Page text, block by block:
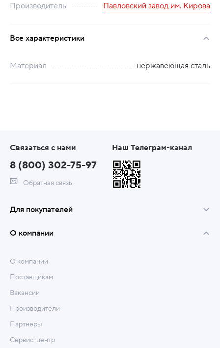
Производитель
Павловский завод им. Кирова
Все характеристики
Материал нержавеющая сталь
Связаться с нами
8 (800) 302-75-97
Обратная связь
Наш Телеграм-канал
Для покупателей
О компании
О компании
Поставщикам
Вакансии
Производители
Партнеры
Сервис-центр